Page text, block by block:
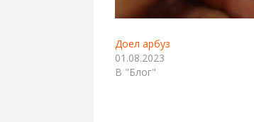
Доел арбуз
01.08.2023
В "Блог"